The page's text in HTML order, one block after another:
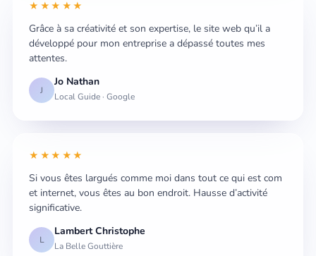
★★★★★
Grâce à sa créativité et son expertise, le site web qu’il a
développé pour mon entreprise a dépassé toutes mes
attentes.
J
Jo Nathan
Local Guide · Google
★★★★★
Si vous êtes largués comme moi dans tout ce qui est com
et internet, vous êtes au bon endroit. Hausse d’activité
significative.
L
Lambert Christophe
La Belle Gouttière